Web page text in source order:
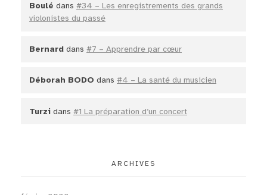
Boulé dans #34 – Les enregistrements des grands
violonistes du passé
Bernard dans #7 – Apprendre par cœur
Déborah BODO dans #4 – La santé du musicien
Turzi dans #1 La préparation d’un concert
ARCHIVES